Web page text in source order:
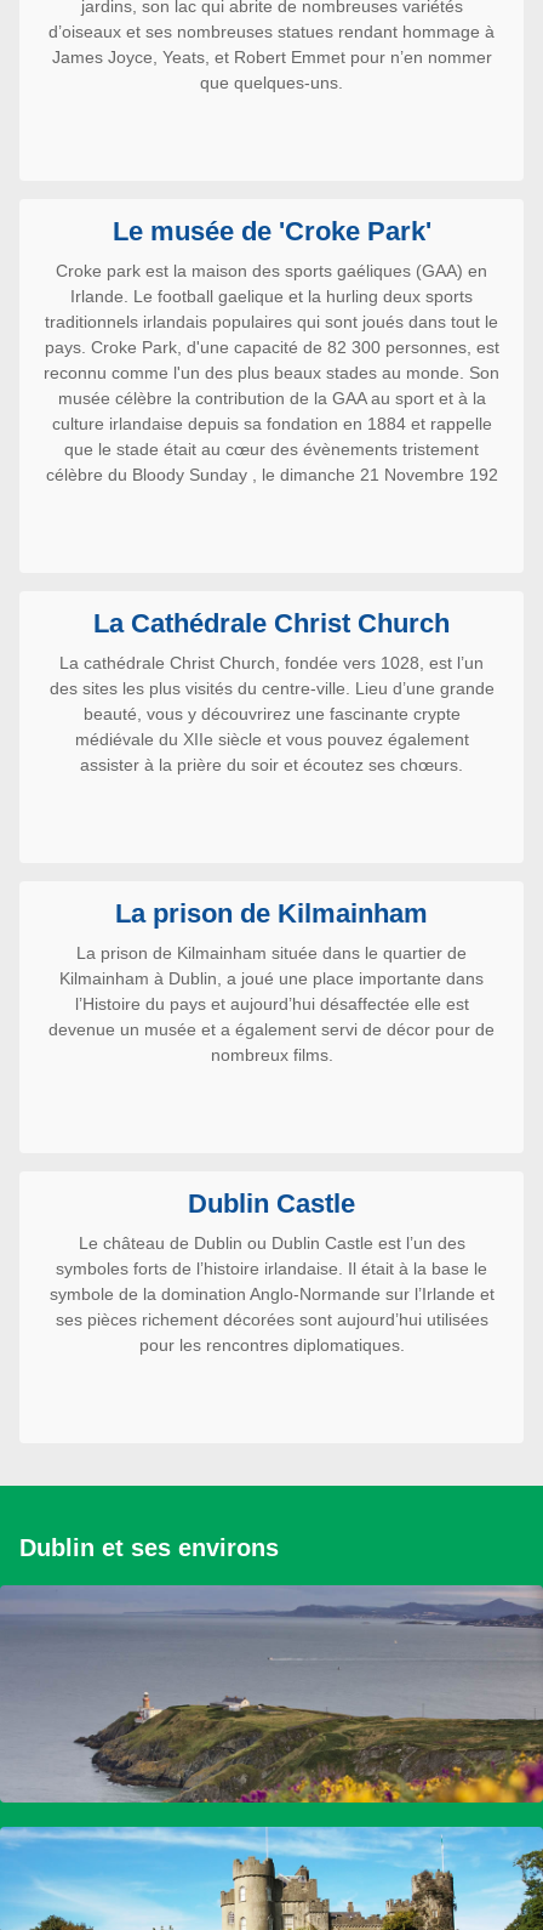
jardins, son lac qui abrite de nombreuses variétés
d’oiseaux et ses nombreuses statues rendant hommage à
James Joyce, Yeats, et Robert Emmet pour n’en nommer
que quelques-uns.
Le musée de 'Croke Park'
Croke park est la maison des sports gaéliques (GAA) en
Irlande. Le football gaelique et la hurling deux sports
traditionnels irlandais populaires qui sont joués dans tout le
pays. Croke Park, d'une capacité de 82 300 personnes, est
reconnu comme l'un des plus beaux stades au monde. Son
musée célèbre la contribution de la GAA au sport et à la
culture irlandaise depuis sa fondation en 1884 et rappelle
que le stade était au cœur des évènements tristement
célèbre du Bloody Sunday , le dimanche 21 Novembre 192
La Cathédrale Christ Church
La cathédrale Christ Church, fondée vers 1028, est l’un
des sites les plus visités du centre-ville. Lieu d’une grande
beauté, vous y découvrirez une fascinante crypte
médiévale du XIIe siècle et vous pouvez également
assister à la prière du soir et écoutez ses chœurs.
La prison de Kilmainham
La prison de Kilmainham située dans le quartier de
Kilmainham à Dublin, a joué une place importante dans
l’Histoire du pays et aujourd’hui désaffectée elle est
devenue un musée et a également servi de décor pour de
nombreux films.
Dublin Castle
Le château de Dublin ou Dublin Castle est l’un des
symboles forts de l’histoire irlandaise. Il était à la base le
symbole de la domination Anglo-Normande sur l’Irlande et
ses pièces richement décorées sont aujourd’hui utilisées
pour les rencontres diplomatiques.
Dublin et ses environs